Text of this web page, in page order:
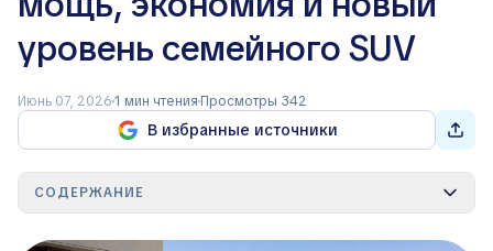
уровень семейного SUV
Июнь 07, 20261 мин чтения Просмотры 342
В избранные источники
СОДЕРЖАНИЕ